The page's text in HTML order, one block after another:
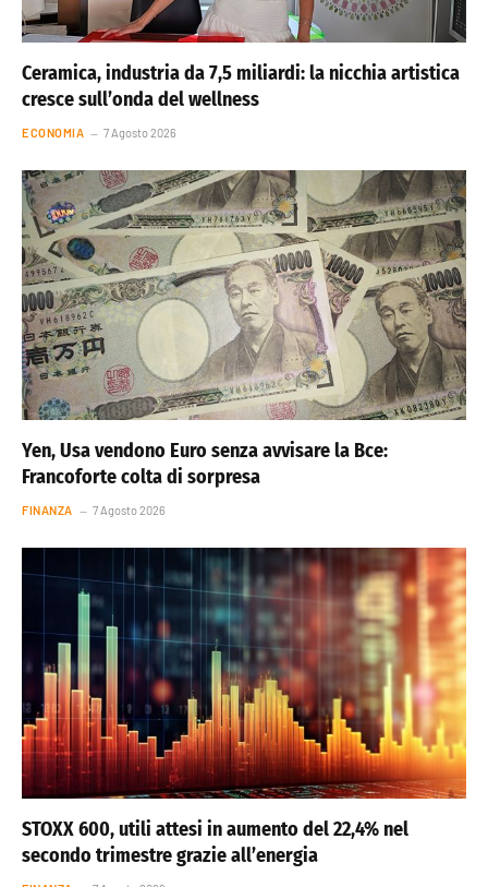
Ceramica, industria da 7,5 miliardi: la nicchia artistica
cresce sull’onda del wellness
ECONOMIA 7 Agosto 2026
Yen, Usa vendono Euro senza avvisare la Bce:
Francoforte colta di sorpresa
FINANZA 7 Agosto 2026
STOXX 600, utili attesi in aumento del 22,4% nel
secondo trimestre grazie all’energia